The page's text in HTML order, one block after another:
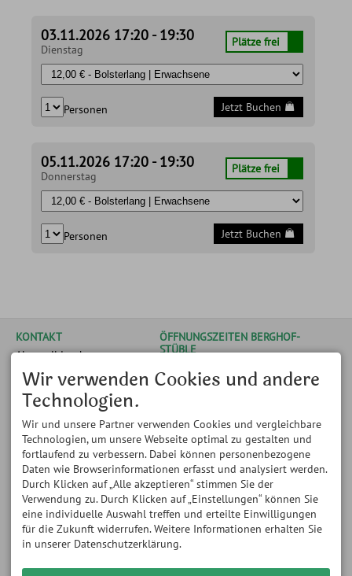
03.11.2026 17:20 - 19:30
Dienstag
Plätze frei
Personen Jetzt Buchen
05.11.2026 17:20 - 19:30
Donnerstag
Plätze frei
Personen Jetzt Buchen
KONTAKT
Alpenwildpark
Königsweg 4
87538 Obermaiselstein
DEUTSCHLAND
Tel. +49 8326 8163
Fax +49 8326 384 726
info@alpenwildpark.de
ÖFFNUNGSZEITEN BERGHOF-
STÜBLE
Mitte Mai nur am
bis 18:00 Uhr Dienstag,
Donnerstag bis Samstag:
11:00 bis 22:00 Uhr
Sonntag: 11:00 bis 21:00 Uhr
ÖFFNUNGSZEITEN WILDPARK
- ohne Führung -
Montag bis Sonntag: 11:00
bis 18:00 Uhr
ÖFFNUNGSZEITEN WILDPARK
- mit Führung und Fütterung
- regelmäßig ab 14.05.2026 -
Dienstag, Donnerstag, Freitag
und Samstag:
Wir verwenden Cookies und andere
Technologien.
Wir und unsere Partner verwenden Cookies und vergleichbare
Technologien, um unsere Webseite optimal zu gestalten und
fortlaufend zu verbessern. Dabei können personenbezogene
Daten wie Browserinformationen erfasst und analysiert werden.
Durch Klicken auf „Alle akzeptieren“ stimmen Sie der
Verwendung zu. Durch Klicken auf „Einstellungen“ können Sie
eine individuelle Auswahl treffen und erteilte Einwilligungen
für die Zukunft widerrufen. Weitere Informationen erhalten Sie
in unserer Datenschutzerklärung.